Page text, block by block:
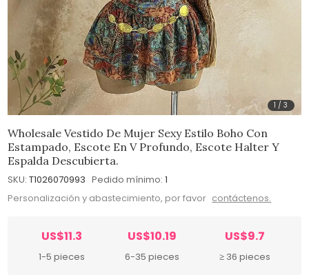
1 /3
Wholesale Vestido De Mujer Sexy Estilo Boho Con
Estampado, Escote En V Profundo, Escote Halter Y
Espalda Descubierta.
SKU: T1026070993 Pedido mínimo: 1
Personalización y abastecimiento, por favor contáctenos.
US$11.3
1-5 pieces
US$10.19
6-35 pieces
US$9.7
≥ 36 pieces